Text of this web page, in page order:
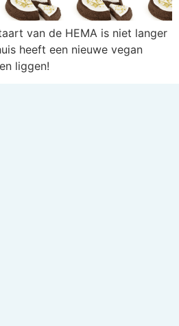
van de HEMA is niet langer
heeft een nieuwe vegan
liggen!